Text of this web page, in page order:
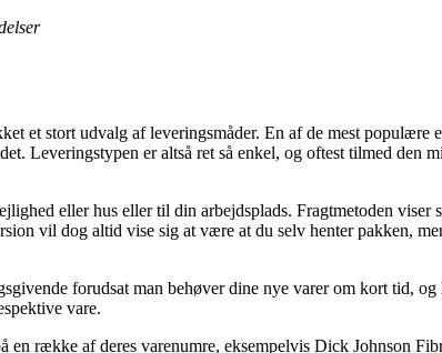
et stort udvalg af leveringsmåder. En af de mest populære
Leveringstypen er altså ret så enkel, og oftest tilmed den
eller hus eller til din arbejdsplads. Fragtmetoden viser
vil dog altid vise sig at være at du selv henter pakken,
forudsat man behøver dine nye varer om kort tid,
vare.
en række af deres varenumre, eksempelvis Dick Johnson